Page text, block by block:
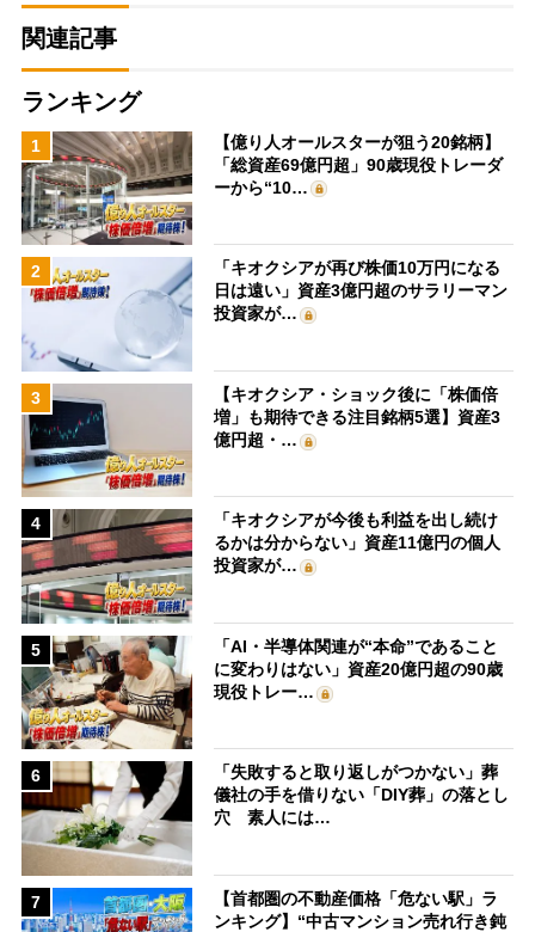
関連記事
ランキング
1
【億り人オールスターが狙う20銘柄】
「総資産69億円超」90歳現役トレーダ
ーから“10…
2
「キオクシアが再び株価10万円になる
日は遠い」資産3億円超のサラリーマン
投資家が…
3
【キオクシア・ショック後に「株価倍
増」も期待できる注目銘柄5選】資産3
億円超・…
4
「キオクシアが今後も利益を出し続け
るかは分からない」資産11億円の個人
投資家が…
5
「AI・半導体関連が“本命”であること
に変わりはない」資産20億円超の90歳
現役トレー…
6
「失敗すると取り返しがつかない」葬
儀社の手を借りない「DIY葬」の落とし
穴 素人には…
7
【首都圏の不動産価格「危ない駅」ラ
ンキング】“中古マンション売れ行き鈍